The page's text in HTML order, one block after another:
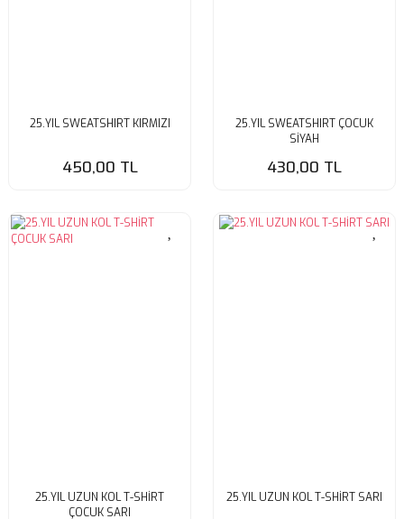
25.YIL SWEATSHIRT KIRMIZI
450,00 TL
25.YIL SWEATSHIRT ÇOCUK
SİYAH
430,00 TL
25.YIL UZUN KOL T-SHİRT
ÇOCUK SARI
25.YIL UZUN KOL T-SHİRT SARI